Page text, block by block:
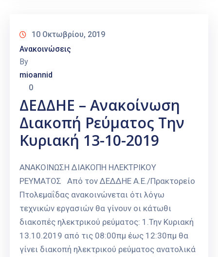
10 Οκτωβρίου, 2019
Ανακοινώσεις
By
mioannid
0
ΔΕΔΔΗΕ – Ανακοίνωση
Διακοπή Ρεύματος Την
Κυριακή 13-10-2019
ΑΝΑΚΟΙΝΩΣΗ ΔΙΑΚΟΠΗ ΗΛΕΚΤΡΙΚΟΥ
ΡΕΥΜΑΤΟΣ Από τον ΔΕΔΔΗΕ Α.Ε./Πρακτορείο
Πτολεμαΐδας ανακοινώνεται ότι λόγω
τεχνικών εργασιών θα γίνουν οι κάτωθι
διακοπές ηλεκτρικού ρεύματος: 1.Την Κυριακή
13.10.2019 από τις 08:00πμ έως 12:30πμ θα
γίνει διακοπή ηλεκτρικού ρεύματος ανατολικά